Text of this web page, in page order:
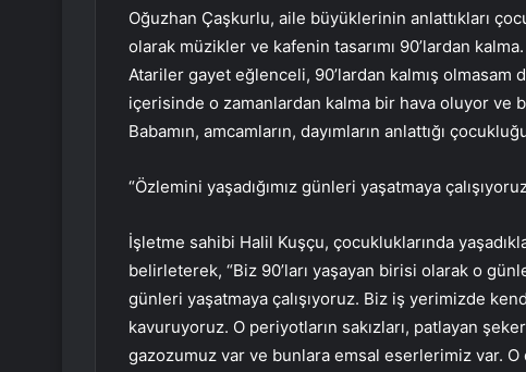
Oğuzhan Çaşkurlu, aile büyüklerinin anlattıkları
olarak müzikler ve kafenin tasarımı 90’lardan
Atariler gayet eğlenceli, 90’lardan kalmış olmasam
içerisinde o zamanlardan kalma bir hava oluyor ve
Babamın, amcamların, dayımların anlattığı
“Özlemini yaşadığımız günleri yaşatmaya
İşletme sahibi Halil Kuşçu, çocukluklarında
belirleterek, “Biz 90’ları yaşayan birisi olarak o
günleri yaşatmaya çalışıyoruz. Biz iş yerimizde
kavuruyoruz. O periyotların sakızları, patlayan
gazozumuz var ve bunlara emsal eserlerimiz var.